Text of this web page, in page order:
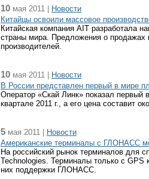
10 мая 2011 |
Новости
Китайцы освоили массовое
Китайская компания AIT разработала
страны мира. Предложения о продажах
производителей.
10 мая 2011 |
Новости
В России представлен первый в мире
Оператор «Скай Линк» показал
квартале 2011 г., а его цена составит
5 мая 2011 |
Новости
Американские терминалы с ГЛОНАСС
На российский рынок терминалов для
Technologies. Терминалы только с GPS
них поддержки ГЛОНАСС.